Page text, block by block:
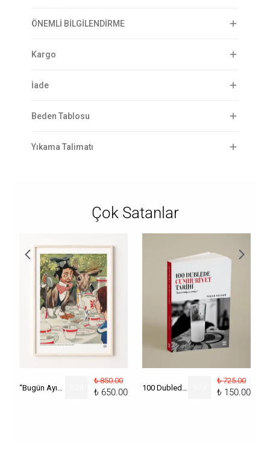
ÖNEMLİ BİLGİLENDİRME
Kargo
İade
Beden Tablosu
Yıkama Talimatı
Çok Satanlar
₺ 850.00
₺ 650.00
₺ 725.00
₺ 150.00